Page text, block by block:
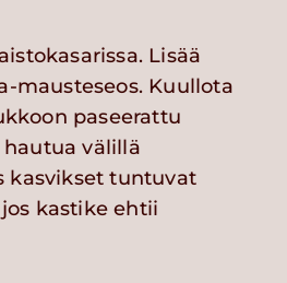
Lisää
mausteseos. Kuullota
paseerattu
hautua välillä
kasvikset tuntuvat
kastike ehtii